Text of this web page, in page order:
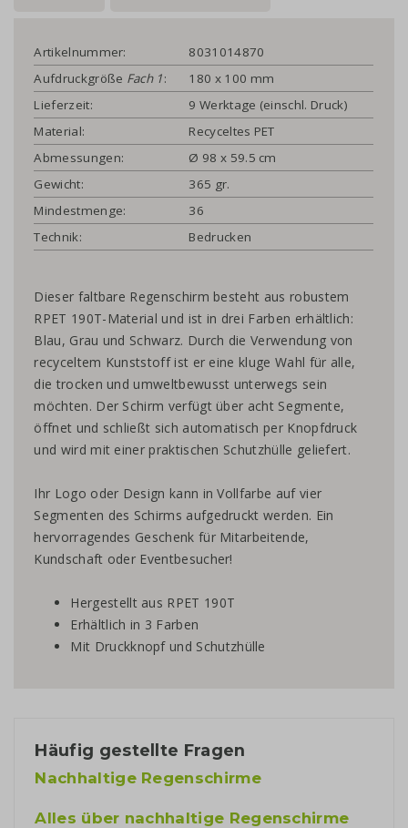
Artikelnummer:
8031014870
Aufdruckgröße Fach 1:
180 x 100 mm
Lieferzeit:
9 Werktage (einschl. Druck)
Material:
Recyceltes PET
Abmessungen:
Ø 98 x 59.5 cm
Gewicht:
365 gr.
Mindestmenge:
36
Technik:
Bedrucken
Dieser faltbare Regenschirm besteht aus robustem
RPET 190T-Material und ist in drei Farben erhältlich:
Blau, Grau und Schwarz. Durch die Verwendung von
recyceltem Kunststoff ist er eine kluge Wahl für alle,
die trocken und umweltbewusst unterwegs sein
möchten. Der Schirm verfügt über acht Segmente,
öffnet und schließt sich automatisch per Knopfdruck
und wird mit einer praktischen Schutzhülle geliefert.
Ihr Logo oder Design kann in Vollfarbe auf vier
Segmenten des Schirms aufgedruckt werden. Ein
hervorragendes Geschenk für Mitarbeitende,
Kundschaft oder Eventbesucher!
Hergestellt aus RPET 190T
Erhältlich in 3 Farben
Mit Druckknopf und Schutzhülle
Häufig gestellte Fragen
Nachhaltige Regenschirme
Alles über nachhaltige Regenschirme